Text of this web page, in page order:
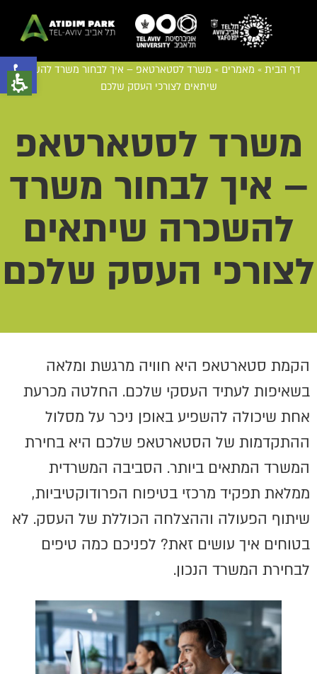
דף הבית » מאמרים » משרד לסטארטאפ – איך לבחור משרד להשכרה
שיתאים לצורכי העסק שלכם
משרד לסטארטאפ
– איך לבחור משרד
להשכרה שיתאים
לצורכי העסק שלכם
הקמת סטארטאפ היא חוויה מרגשת ומלאה
בשאיפות לעתיד העסקי שלכם. החלטה מכרעת
אחת שיכולה להשפיע באופן ניכר על מסלול
ההתקדמות של הסטארטאפ שלכם היא בחירת
המשרד המתאים ביותר. הסביבה המשרדית
ממלאת תפקיד מרכזי בטיפוח הפרודוקטיביות,
שיתוף הפעולה וההצלחה הכוללת של העסק. לא
בטוחים איך עושים זאת? לפניכם כמה טיפים
לבחירת המשרד הנכון.
פתח סרגל נגישות